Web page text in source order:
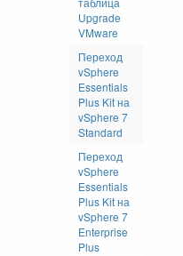
Upgrade
VMware
Переход
vSphere
Essentials
Plus Kit на
vSphere 7
Standard
Переход
vSphere
Essentials
Plus Kit на
vSphere 7
Enterprise
Plus